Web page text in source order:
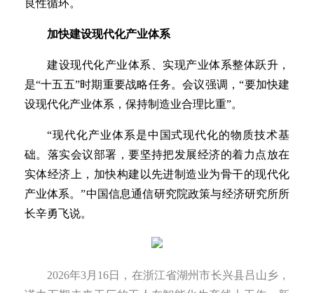
良性循环。
加快建设现代化产业体系
建设现代化产业体系、实现产业体系整体跃升，
是“十五五”时期重要战略任务。会议强调，“要加快建
设现代化产业体系，保持制造业合理比重”。
“现代化产业体系是中国式现代化的物质技术基
础。落实会议部署，要坚持把发展经济的着力点放在
实体经济上，加快构建以先进制造业为骨干的现代化
产业体系。”中国信息通信研究院政策与经济研究所所
长辛勇飞说。
2026年3月16日，在浙江省湖州市长兴县吕山乡，